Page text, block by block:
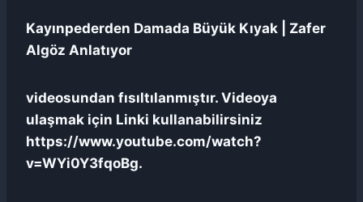
Kayınpederden Damada Büyük Kıyak | Zafer
Algöz Anlatıyor
videosundan fısıltılanmıştır. Videoya
ulaşmak için Linki kullanabilirsiniz
https://www.youtube.com/watch?
v=WYi0Y3fqoBg.